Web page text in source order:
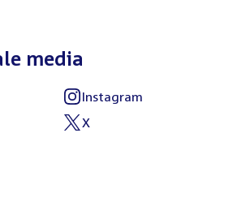
media
External
link:
Instagram
External
X